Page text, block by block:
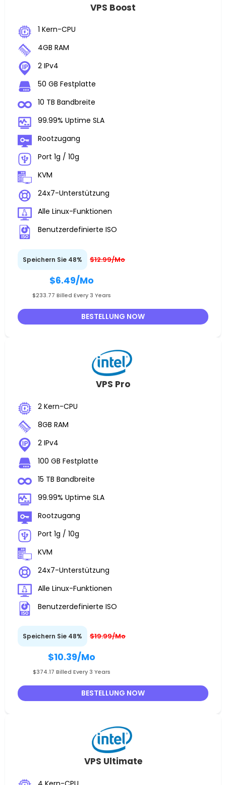
VPS Boost
1 Kern-CPU
4GB RAM
2 IPv4
50 GB Festplatte
10 TB Bandbreite
99.99% Uptime SLA
Rootzugang
Port 1g / 10g
KVM
24x7-Unterstützung
Alle Linux-Funktionen
Benutzerdefinierte ISO
Speichern Sie 48% $12.99/Mo
$6.49/Mo
$233.77 Billed Every 3 Years
BESTELLUNG NOW
VPS Pro
2 Kern-CPU
8GB RAM
2 IPv4
100 GB Festplatte
15 TB Bandbreite
99.99% Uptime SLA
Rootzugang
Port 1g / 10g
KVM
24x7-Unterstützung
Alle Linux-Funktionen
Benutzerdefinierte ISO
Speichern Sie 48% $19.99/Mo
$10.39/Mo
$374.17 Billed Every 3 Years
BESTELLUNG NOW
VPS Ultimate